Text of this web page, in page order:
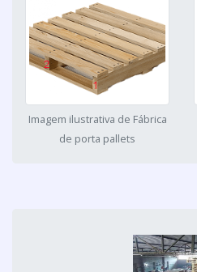
Imagem ilustrativa de Fábrica
de porta pallets